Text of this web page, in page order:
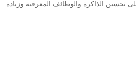
تحسين الذاكرة والوظائف المعرفية وزيادة